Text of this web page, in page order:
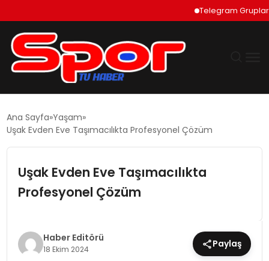
Telegram Grupları
EKONOMI
TEKNOLOJI
Ana Sayfa Yaşam
Uşak Evden Eve Taşımacılıkta Profesyonel Çözüm
Uşak Evden Eve Taşımacılıkta
Profesyonel Çözüm
Haber Editörü
18 Ekim 2024 Paylaş